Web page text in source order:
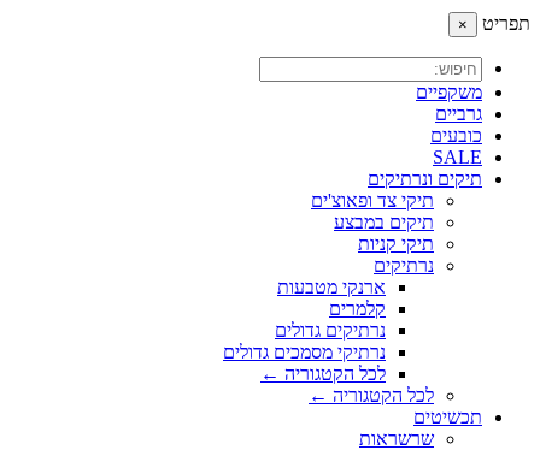
תפריט ×
משקפיים
גרביים
כובעים
SALE
תיקים ונרתיקים
תיקי צד ופאוצ'ים
תיקים במבצע
תיקי קניות
נרתיקים
ארנקי מטבעות
קלמרים
נרתיקים גדולים
נרתיקי מסמכים גדולים
לכל הקטגוריה ←
לכל הקטגוריה ←
תכשיטים
שרשראות